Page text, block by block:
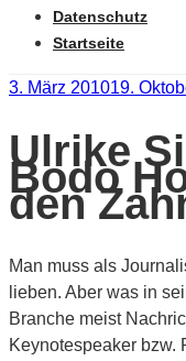
Datenschutz
Startseite
Veröffentlicht
3. März 201019.
Ulrike
Bodo
den
Man muss als
lieben. Aber was in
Branche meist
Keynotespeaker bzw.